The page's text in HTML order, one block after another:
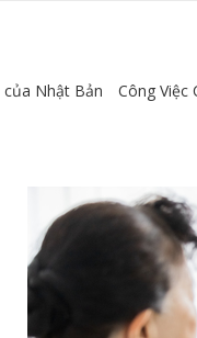
của Nhật Bản Công Việc